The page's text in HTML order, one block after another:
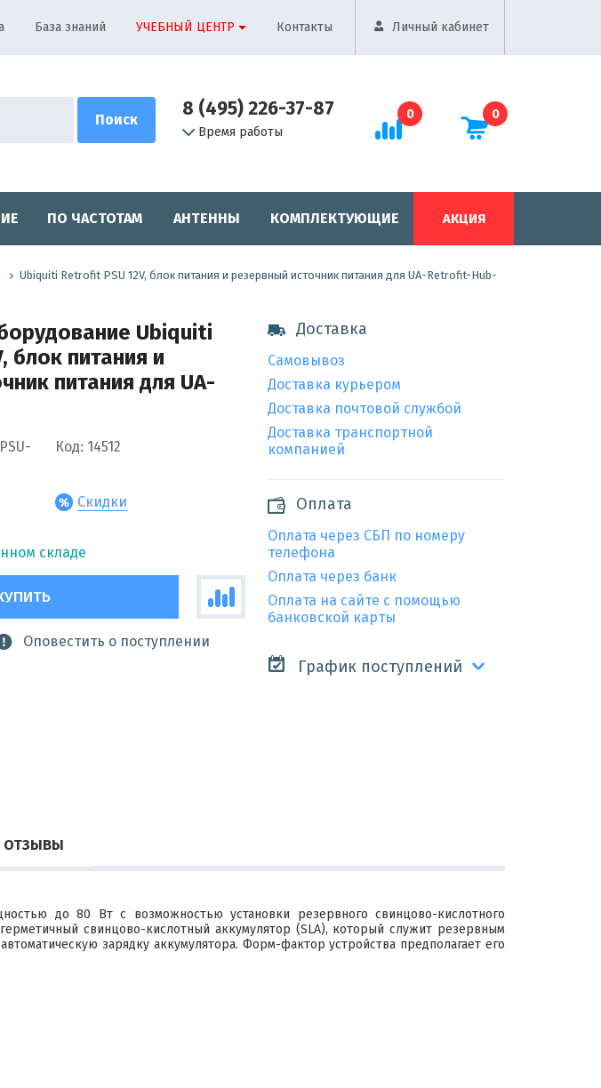
База знаний УЧЕБНЫЙ ЦЕНТР Контакты Личный кабинет
8 (495) 226-37-87
Время работы
0 0
ПО ЧАСТОТАМ АНТЕННЫ КОМПЛЕКТУЮЩИЕ АКЦИЯ
Ubiquiti Retrofit PSU 12V, блок питания и резервный источник питания для UA-Retrofit-Hub-
Ubiquiti
блок питания и
питания для UA-
Код: 14512
Скидки
складе
Оповестить о поступлении
Доставка
Самовывоз
Доставка курьером
Доставка почтовой службой
Доставка транспортной
компанией
Оплата
Оплата через СБП по номеру
телефона
Оплата через банк
Оплата на сайте с помощью
банковской карты
График поступлений
ОТЗЫВЫ
до 80 Вт с возможностью установки резервного свинцово-кислотного
свинцово-кислотный аккумулятор (SLA), который служит резервным
зарядку аккумулятора. Форм-фактор устройства предполагает его